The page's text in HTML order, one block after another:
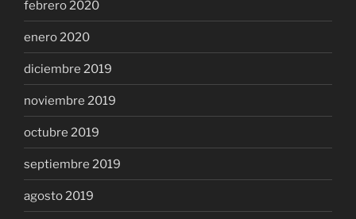
febrero 2020
enero 2020
diciembre 2019
noviembre 2019
octubre 2019
septiembre 2019
agosto 2019